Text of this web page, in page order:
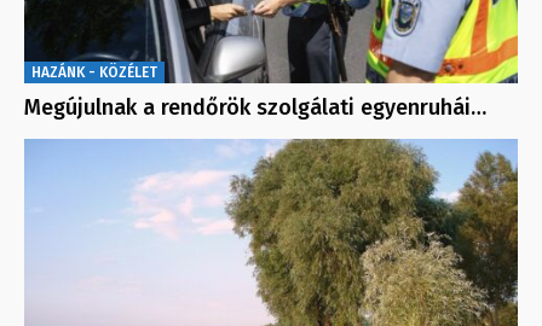
HAZÁNK - KÖZÉLET
Megújulnak a rendőrök szolgálati egyenruhái…